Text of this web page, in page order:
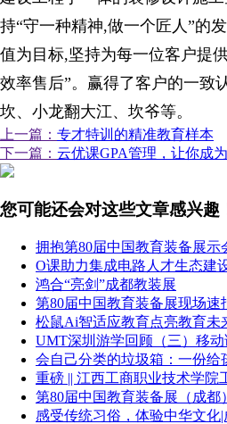
持“守一种精神,做一个匠人”的
值为目标,坚持为每一位客户提
效率售后”。赢得了客户的一致
坎、小龙翻大江、坎爷等。
上一篇： 专才特训的精准教育样本
下一篇： 云优课GPA管理，让你成
您可能还会对这些文章感兴趣
拥抱第80届中国教育装备展
O课助力集成电路人才生态建
鸿合“亮剑”成都教装展
第80届中国教育装备展现场速
松鼠Ai智适应教育点亮教育未
UMT深圳游学回顾（三）移
会自己分类的垃圾箱：一份给
重磅 || 江西工商职业技术学院
第80届中国教育装备展（成都
感受传统习俗，体验中华文化